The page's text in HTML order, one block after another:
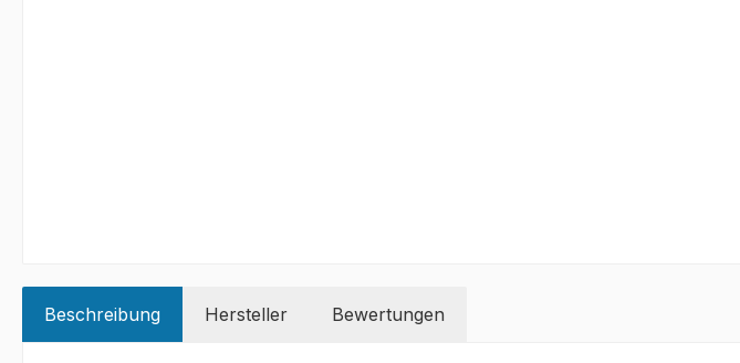
Beschreibung Hersteller Bewertungen